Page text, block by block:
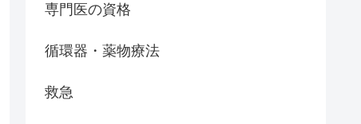
専門医の資格
循環器・薬物療法
救急